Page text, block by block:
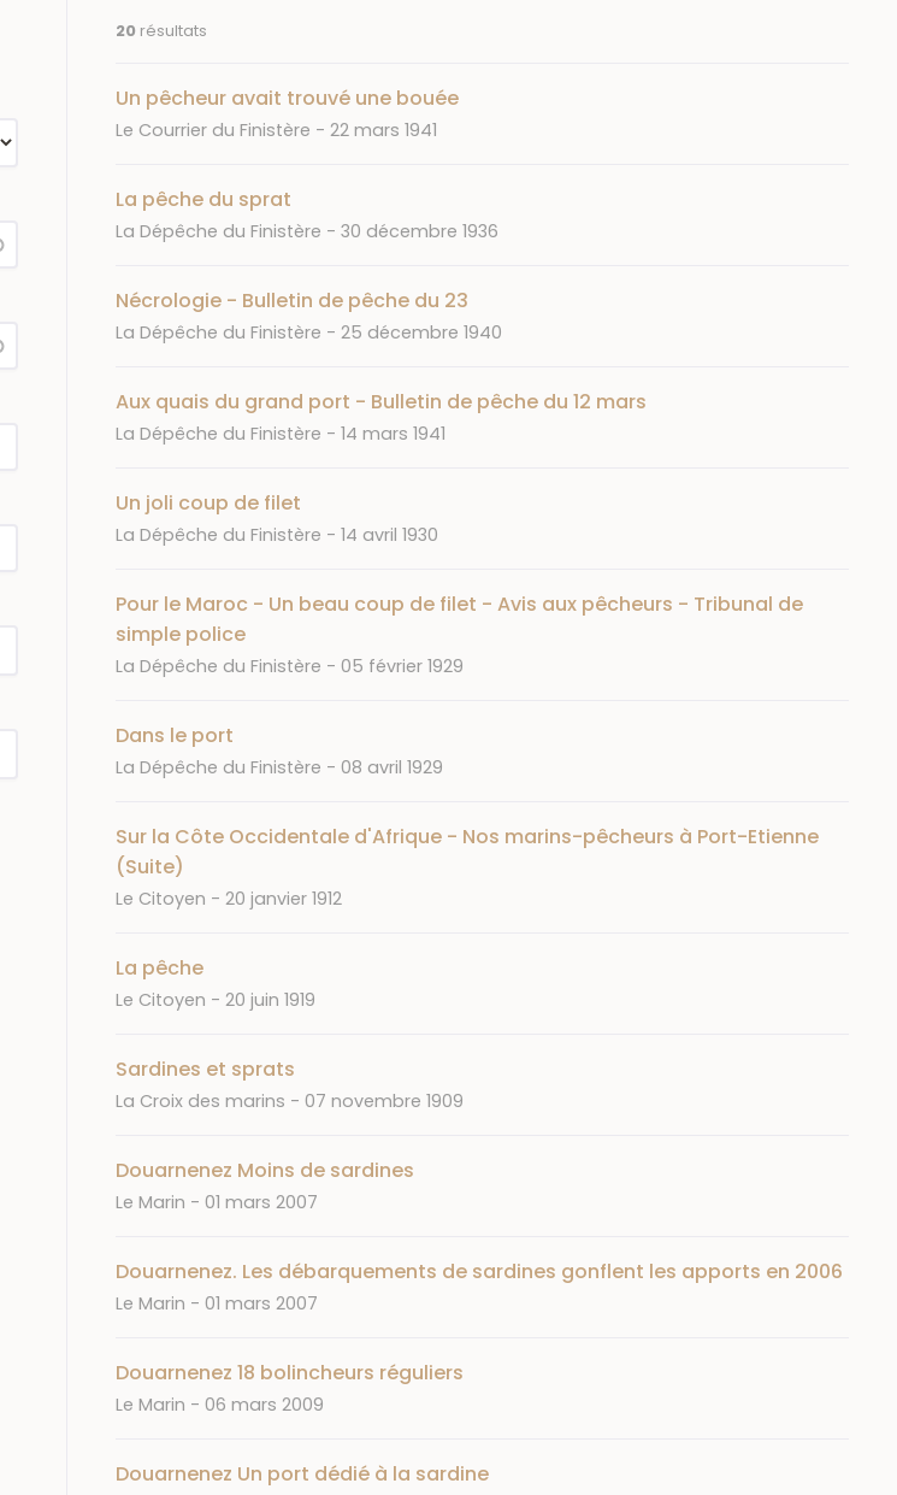
20 résultats
Un pêcheur avait trouvé une bouée
Journal
Le Courrier du Finistère Date
22 mars 1941
La pêche du sprat
Journal
La Dépêche du Finistère Date
30 décembre 1936
Nécrologie - Bulletin de pêche du 23
Journal
La Dépêche du Finistère Date
25 décembre 1940
Aux quais du grand port - Bulletin de pêche du 12 mars
Journal
La Dépêche du Finistère Date
14 mars 1941
Un joli coup de filet
Journal
La Dépêche du Finistère Date
14 avril 1930
Pour le Maroc - Un beau coup de filet - Avis aux pêcheurs - Tribunal de
simple police
Journal
La Dépêche du Finistère Date
05 février 1929
Dans le port
Journal
La Dépêche du Finistère Date
08 avril 1929
Sur la Côte Occidentale d'Afrique - Nos marins-pêcheurs à Port-Etienne
(Suite)
Journal
Le Citoyen Date
20 janvier 1912
La pêche
Journal
Le Citoyen Date
20 juin 1919
Sardines et sprats
Journal
La Croix des marins Date
07 novembre 1909
Douarnenez Moins de sardines
Journal
Le Marin Date
01 mars 2007
Douarnenez. Les débarquements de sardines gonflent les apports en 2006
Journal
Le Marin Date
01 mars 2007
Douarnenez 18 bolincheurs réguliers
Journal
Le Marin Date
06 mars 2009
Douarnenez Un port dédié à la sardine